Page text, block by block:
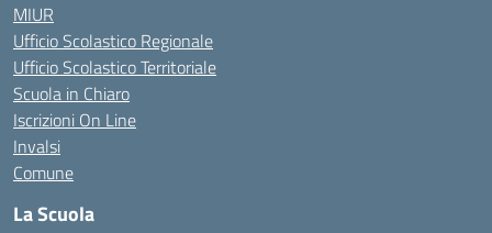
MIUR
Ufficio Scolastico Regionale
Ufficio Scolastico Territoriale
Scuola in Chiaro
Iscrizioni On Line
Invalsi
Comune
La Scuola